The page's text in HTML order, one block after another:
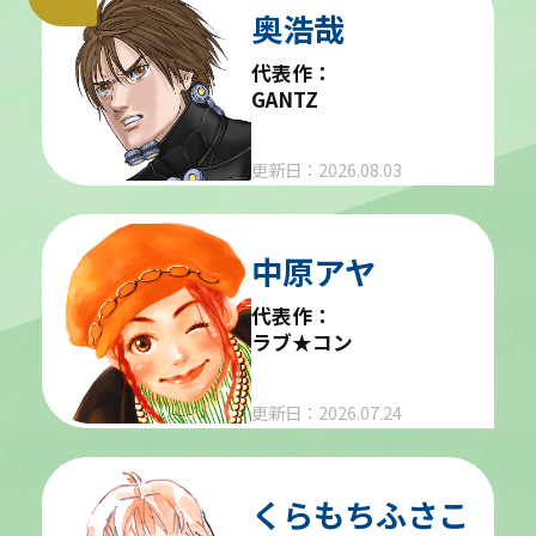
奥浩哉
代表作：
GANTZ
更新日：2026.08.03
中原アヤ
代表作：
ラブ★コン
更新日：2026.07.24
くらもちふさこ